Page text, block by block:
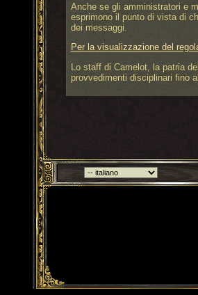
Anche se gli amministratori e
esprimono il punto di vista di
dei messaggi.
Per la visualizzazione del
Lo staff di Camelot, la patria
provvedimenti disciplinari fino